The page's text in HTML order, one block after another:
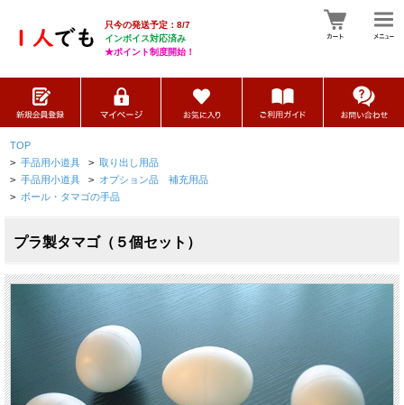
只今の発送予定：8/7
インボイス対応済み
★ポイント制度開始！
TOP
> 手品用小道具 > 取り出し用品
> 手品用小道具 > オプション品 補充用品
> ボール・タマゴの手品
プラ製タマゴ（５個セット）